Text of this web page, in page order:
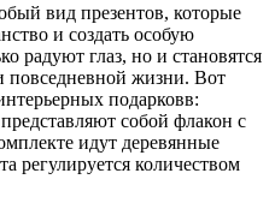
вид презентов, которые
и создать особую
радуют глаз, но и становятся
жизни. Вот
подарковв:
собой флакон с
идут деревянные
регулируется количеством